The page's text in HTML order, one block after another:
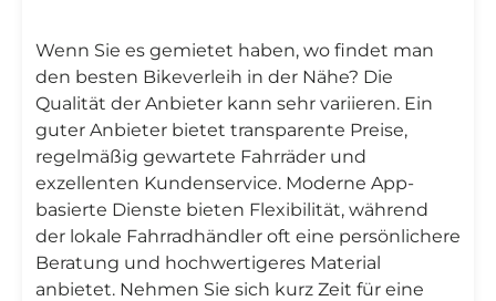
Wenn Sie es gemietet haben, wo findet man
den besten Bikeverleih in der Nähe? Die
Qualität der Anbieter kann sehr variieren. Ein
guter Anbieter bietet transparente Preise,
regelmäßig gewartete Fahrräder und
exzellenten Kundenservice. Moderne App-
basierte Dienste bieten Flexibilität, während
der lokale Fahrradhändler oft eine persönlichere
Beratung und hochwertigeres Material
anbietet. Nehmen Sie sich kurz Zeit für eine